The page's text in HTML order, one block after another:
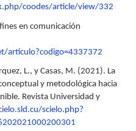
coodes/article/view/332
en comunicación
articulo?codigo=4337372
L., y Casas, M. (2021). La
y metodológica hacia
Revista Universidad y
scielo.php?